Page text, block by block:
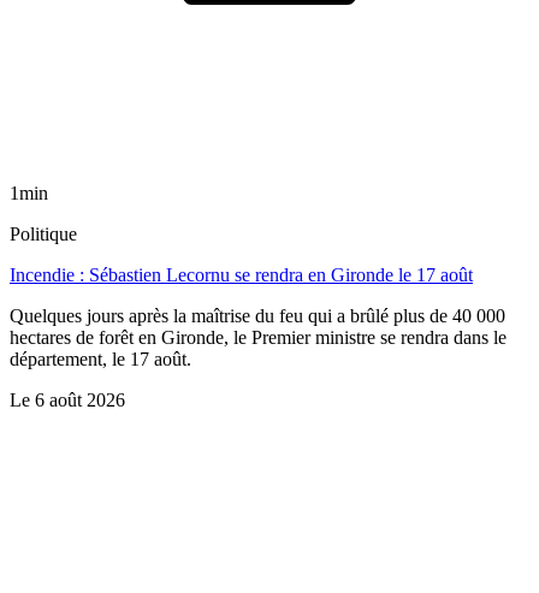
1min
Politique
Incendie : Sébastien Lecornu se rendra en Gironde le 17 août
Quelques jours après la maîtrise du feu qui a brûlé plus de 40 000
hectares de forêt en Gironde, le Premier ministre se rendra dans le
département, le 17 août.
Le 6 août 2026